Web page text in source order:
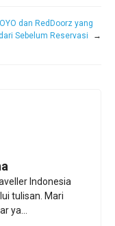
dan RedDoorz yang
Sebelum Reservasi
→
Indonesia
tulisan. Mari
ya...